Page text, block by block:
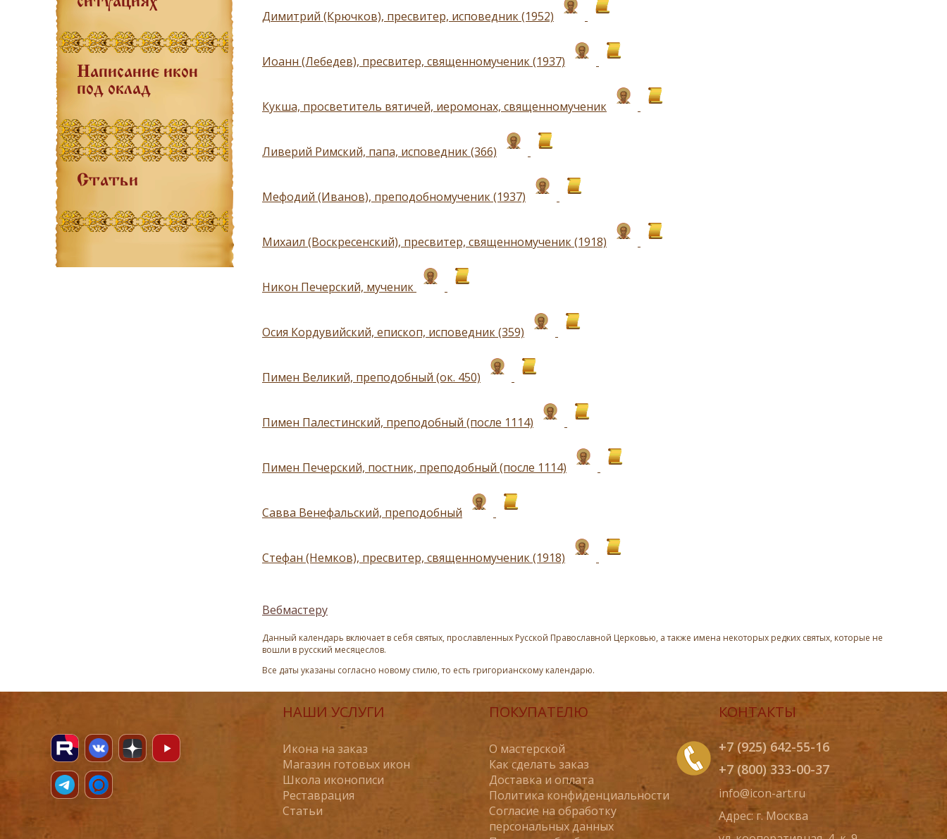
Написание икон
под оклад
Статьи
Димитрий (Крючков), пресвитер, исповедник (1952)
Иоанн (Лебедев), пресвитер, священномученик (1937)
Кукша, просветитель вятичей, иеромонах, священномученик
Ливерий Римский, папа, исповедник (366)
Мефодий (Иванов), преподобномученик (1937)
Михаил (Воскресенский), пресвитер, священномученик (1918)
Никон Печерский, мученик
Осия Кордувийский, епископ, исповедник (359)
Пимен Великий, преподобный (ок. 450)
Пимен Палестинский, преподобный (после 1114)
Пимен Печерский, постник, преподобный (после 1114)
Савва Венефальский, преподобный
Стефан (Немков), пресвитер, священномученик (1918)
Вебмастеру
Данный календарь включает в себя святых, прославленных Русской Православной Церковью, а также имена некоторых редких святых, которые не
вошли в русский месяцеслов.
Все даты указаны согласно новому стилю, то есть григорианскому календарю.
НАШИ УСЛУГИ
Икона на заказ
Магазин готовых икон
Школа иконописи
Реставрация
Статьи
ПОКУПАТЕЛЮ
О мастерской
Как сделать заказ
Доставка и оплата
Политика конфиденциальности
Согласие на обработку
персональных данных
КОНТАКТЫ
+7 (925) 642-55-16
+7 (800) 333-00-37
info@icon-art.ru
Адрес: г. Москва